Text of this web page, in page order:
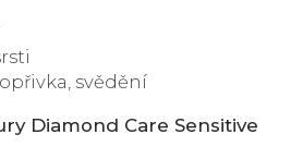
svědění
Diamond Care Sensitive